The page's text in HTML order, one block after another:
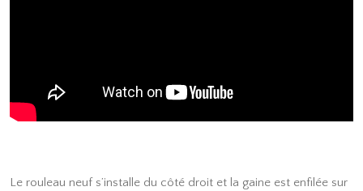
Le rouleau neuf s’installe du côté droit et la gaine est enfilée sur